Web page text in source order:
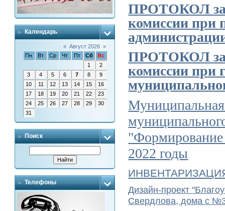
Календарь
« Август 2026 »
Пн
Вт Ср Чт Пт Сб
Вс
1
2
3
4 5 6 7 8
9
10
11 12 13 14 15
16
17
18 19 20 21 22
23
24
25 26 27 28 29
30
31
Поиск
Телефоны
ПРОТОКОЛ
комиссии при
ПРОТОКОЛ
комиссии при
"Формирование
2022 годы
Дизайн-проект
Свердлова, дома с